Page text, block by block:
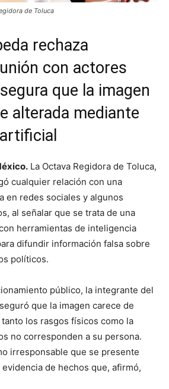
de Toluca
rechaza
con actores
que la imagen
alterada mediante
La Octava Regidora de Toluca,
cualquier relación con una
en redes sociales y algunos
al señalar que se trata de una
herramientas de inteligencia
difundir información falsa sobre
políticos.
público, la integrante del
que la imagen carece de
los rasgos físicos como la
no corresponden a su persona.
irresponsable que se presente
de hechos que, afirmó,